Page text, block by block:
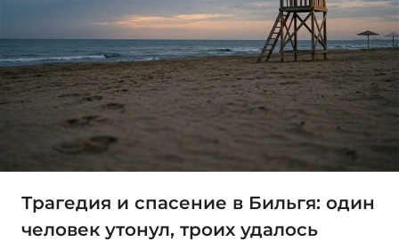
Трагедия и спасение в Бильгя: один
человек утонул, троих удалось